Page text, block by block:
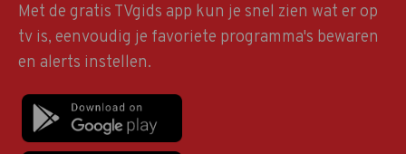
Met de gratis TVgids app kun je snel zien wat er op
tv is, eenvoudig je favoriete programma's bewaren
en alerts instellen.